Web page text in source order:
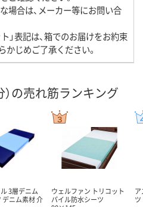
場合は、メーカー等にお問い合
」表記は、箱でのお届けをお約束
かじめご了承ください。
）の売れ筋ランキング
3層デニム
デニム素材 介
ウェルファン トリコット
パイル防水シーツ
ツ